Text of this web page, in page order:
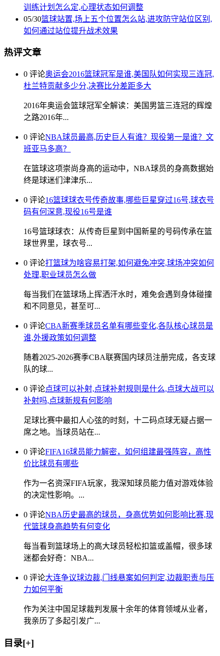
训练计划怎么定,心理状态如何调整
05/30篮球站置,场上五个位置怎么站,进攻防守站位区别,
如何通过站位提升战术效果
热评文章
0 评论奥运会2016篮球冠军是谁,美国队如何实现三连冠,
杜兰特贡献多少分,决赛比分差距多大
2016年奥运会篮球冠军全解读：美国男篮三连冠的辉煌
之路2016年...
0 评论NBA球员最高,历史巨人有谁？现役第一是谁？文
班亚马多高？
在篮球这项崇尚身高的运动中，NBA球员的身高数据始
终是球迷们津津乐...
0 评论16篮球球衣号传奇故事,哪些巨星穿过16号,球衣号
码有何深意,现役16号是谁
16号篮球球衣：从传奇巨星到中国新星的号码传承在篮
球世界里，球衣号...
0 评论打篮球为啥容易打架,如何避免冲突,球场冲突如何
处理,职业球员怎么做
每当我们在篮球场上挥洒汗水时，难免会遇到身体碰撞
和不同意见，甚至可...
0 评论CBA新赛季球员名单有哪些变化,各队核心球员是
谁,外援政策如何调整
随着2025-2026赛季CBA联赛国内球员注册完成，各支球
队的球...
0 评论点球可以补射,点球补射规则是什么,点球大战可以
补射吗,点球新规有何影响
足球比赛中最扣人心弦的时刻，十二码点球无疑占据一
席之地。当球员站在...
0 评论FIFA16球员能力解密，如何组建最强阵容，高性
价比球员有哪些
作为一名资深FIFA玩家，我深知球员能力值对游戏体验
的决定性影响。...
0 评论NBA历史最高的球员，身高优势如何影响比赛,现
代篮球身高趋势有何变化
每当看到篮球场上的高大球员轻松扣篮或盖帽，很多球
迷都会好奇：NBA...
0 评论大连争议球边裁,门线悬案如何判定,边裁职责与压
力如何平衡
作为关注中国足球裁判发展十余年的体育领域从业者，
我亲历了多起引发广...
目录[+]